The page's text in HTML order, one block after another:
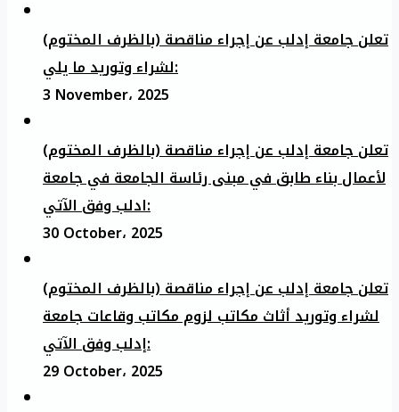
تعلن جامعة إدلب عن إجراء مناقصة (بالظرف المختوم)
لشراء وتوريد ما يلي:
3 November، 2025
تعلن جامعة إدلب عن إجراء مناقصة (بالظرف المختوم)
لأعمال بناء طابق في مبنى رئاسة الجامعة في جامعة
ادلب وفق الآتي:
30 October، 2025
تعلن جامعة إدلب عن إجراء مناقصة (بالظرف المختوم)
لشراء وتوريد أثاث مكاتب لزوم مكاتب وقاعات جامعة
إدلب وفق الآتي:
29 October، 2025